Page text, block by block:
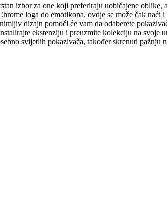
izbor za one koji preferiraju uobičajene
loga do emotikona, ovdje se može čak naći
dizajn pomoći će vam da odaberete
ekstenziju i preuzmite kolekciju na svoje
svijetlih pokazivača, također skrenuti pažnju